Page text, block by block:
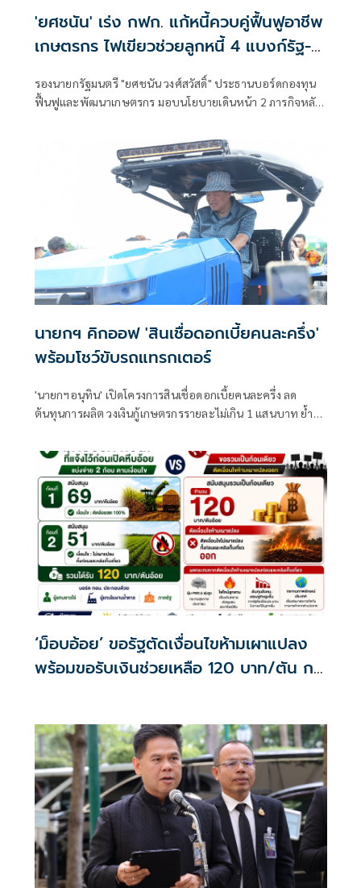
'ยศชนัน' เร่ง กฟก. แก้หนี้ควบคู่ฟื้นฟูอาชีพ
เกษตรกร ไฟเขียวช่วยลูกหนี้ 4 แบงก์รัฐ-
รองนายกรัฐมนตรี "ยศชนัน วงศ์สวัสดิ์" ประธานบอร์ดกองทุน
ฟื้นฟูและพัฒนาเกษตรกร มอบนโยบายเดินหน้า 2 ภารกิจหลัก
นายกฯ คิกออฟ 'สินเชื่อดอกเบี้ยคนละครึ่ง'
พร้อมโชว์ขับรถแทรกเตอร์
'นายกฯอนุทิน' เปิดโครงการสินเชื่อดอกเบี้ยคนละครึ่ง ลด
ต้นทุนการผลิต วงเงินกู้เกษตรกรรายละไม่เกิน 1 แสนบาท ย้ำรัฐ
‘ม็อบอ้อย’ ขอรัฐตัดเงื่อนไขห้ามเผาแปลง
พร้อมขอรับเงินช่วยเหลือ 120 บาท/ตัน กระ